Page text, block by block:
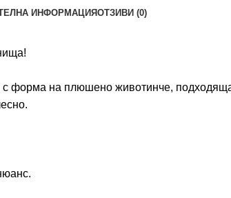
ИНФОРМАЦИЯОТЗИВИ (0)
форма на плюшено животинче,